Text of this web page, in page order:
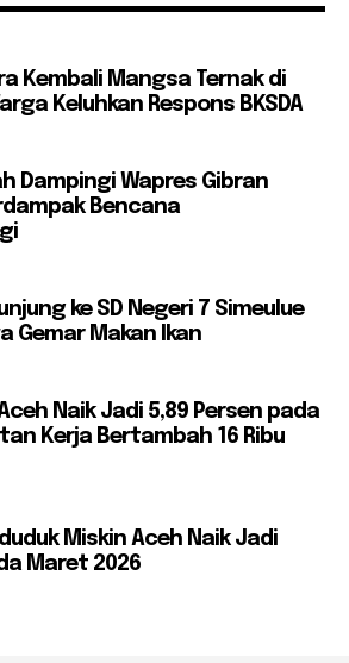
Kembali Mangsa Ternak di
Keluhkan Respons BKSDA
Dampingi Wapres Gibran
Bencana
ke SD Negeri 7 Simeulue
Gemar Makan Ikan
Naik Jadi 5,89 Persen pada
Kerja Bertambah 16 Ribu
Miskin Aceh Naik Jadi
Maret 2026